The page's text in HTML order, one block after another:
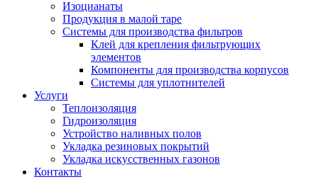
Изоцианаты
Продукция в малой таре
Системы для производства фильтров
Клей для крепления фильтрующих
элементов
Компоненты для производства корпусов
Системы для уплотнителей
Услуги
Теплоизоляция
Гидроизоляция
Устройство наливных полов
Укладка резиновых покрытий
Укладка искусственных газонов
Контакты